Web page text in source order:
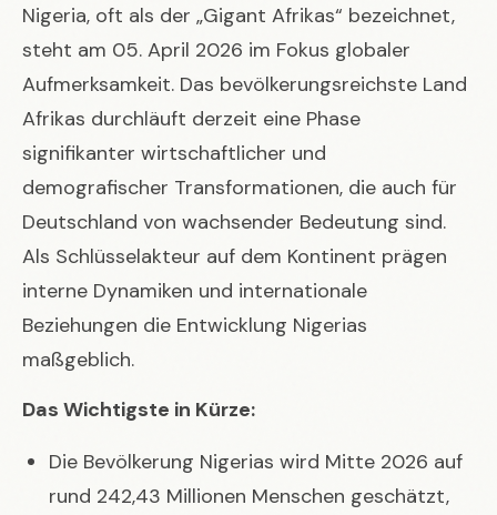
Nigeria, oft als der „Gigant Afrikas“ bezeichnet,
steht am 05. April 2026 im Fokus globaler
Aufmerksamkeit. Das bevölkerungsreichste Land
Afrikas durchläuft derzeit eine Phase
signifikanter wirtschaftlicher und
demografischer Transformationen, die auch für
Deutschland von wachsender Bedeutung sind.
Als Schlüsselakteur auf dem Kontinent prägen
interne Dynamiken und internationale
Beziehungen die Entwicklung Nigerias
maßgeblich.
Das Wichtigste in Kürze:
Die Bevölkerung Nigerias wird Mitte 2026 auf
rund 242,43 Millionen Menschen geschätzt,